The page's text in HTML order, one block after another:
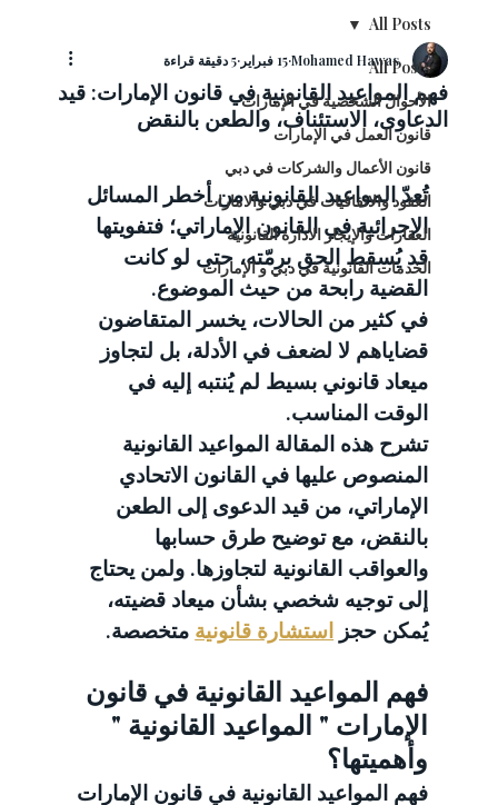
All Posts
الأحوال الشخصية في الإمارات
قانون العمل في الإمارات
قانون الأعمال والشركات في دبي
العقود والاتفاقيات في دبي والامارات
العقارات والإيجار الادارة القانونية
الخدمات القانونية في دبي و الإمارات
All Posts
فهم المواعيد القانونية في قانون الإمارات: قيد
الدعاوى، الاستئناف، والطعن بالنقض
Mohamed Hawas15 فبراير 5 دقيقة قراءة
تُعدّ المواعيد القانونية من أخطر المسائل
الإجرائية في القانون الإماراتي؛ فتفويتها
قد يُسقط الحق برمّته، حتى لو كانت
القضية رابحة من حيث الموضوع.
في كثير من الحالات، يخسر المتقاضون
قضاياهم لا لضعف في الأدلة، بل لتجاوز
ميعاد قانوني بسيط لم يُنتبه إليه في
الوقت المناسب.
تشرح هذه المقالة المواعيد القانونية
المنصوص عليها في القانون الاتحادي
الإماراتي، من قيد الدعوى إلى الطعن
بالنقض، مع توضيح طرق حسابها
والعواقب القانونية لتجاوزها. ولمن يحتاج
إلى توجيه شخصي بشأن ميعاد قضيته،
يُمكن حجز استشارة قانونية متخصصة.
فهم المواعيد القانونية في قانون
الإمارات " المواعيد القانونية "
وأهميتها؟
فهم المواعيد القانونية في قانون الإمارات